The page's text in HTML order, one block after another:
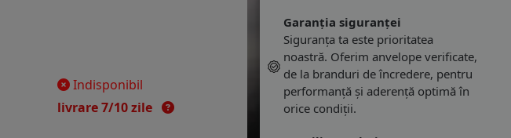
Indisponibil
livrare 7/10 zile
Garanția siguranței
Siguranța ta este prioritatea
noastră. Oferim anvelope verificate,
de la branduri de încredere, pentru
performanță și aderență optimă în
orice condiții.